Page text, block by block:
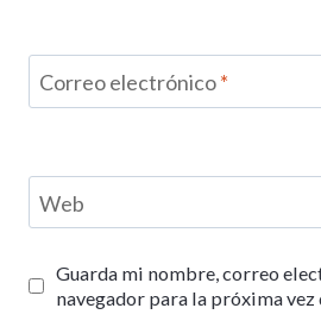
Correo electrónico*
Web
Guarda mi nombre, correo
navegador para la próxima vez